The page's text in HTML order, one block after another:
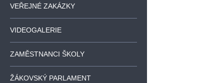
VEŘEJNÉ ZAKÁZKY
VIDEOGALERIE
ZAMĚSTNANCI ŠKOLY
ŽÁKOVSKÝ PARLAMENT